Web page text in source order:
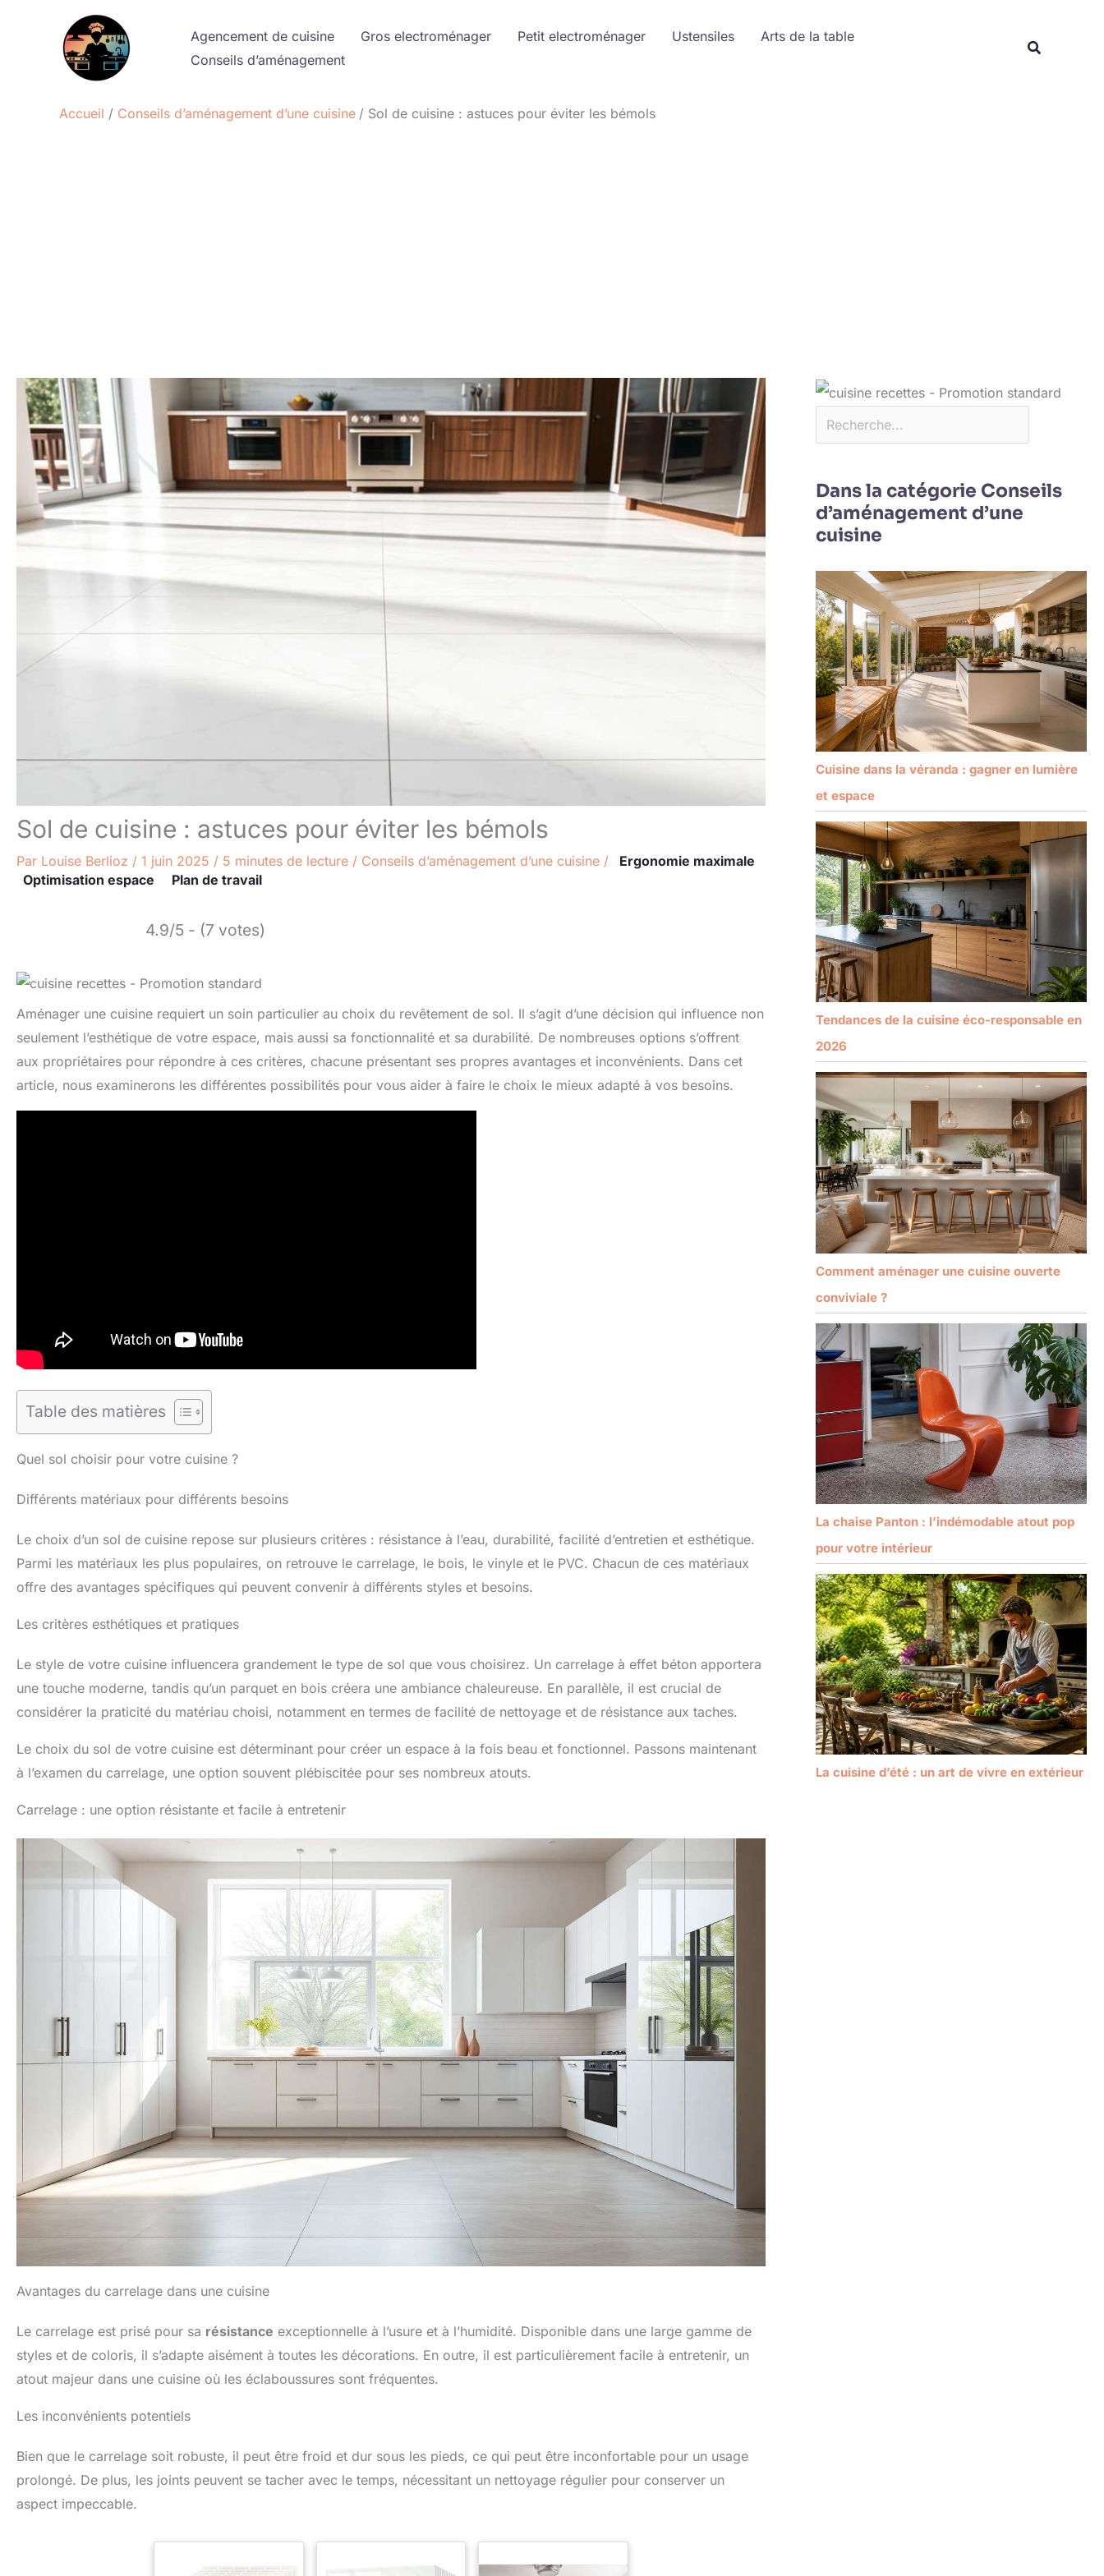
Agencement de cuisine Gros electroménager Petit electroménager Ustensiles
Arts de la table
Conseils d’aménagement
Accueil Conseils d’aménagement d’une cuisine Sol de cuisine : astuces pour éviter les bémols
Sol de cuisine : astuces pour éviter les bémols
Par Louise Berlioz / 1 juin 2025 / 5 minutes de lecture / Conseils d’aménagement d’une cuisine /
Ergonomie maximale
Optimisation espace
Plan de travail
4.9/5 - (7 votes)
Aménager une cuisine requiert un soin particulier au choix du revêtement de sol. Il s’agit d’une décision qui influence non
seulement l’esthétique de votre espace, mais aussi sa fonctionnalité et sa durabilité. De nombreuses options s’offrent
aux propriétaires pour répondre à ces critères, chacune présentant ses propres avantages et inconvénients. Dans cet
article, nous examinerons les différentes possibilités pour vous aider à faire le choix le mieux adapté à vos besoins.
Table des matières
Quel sol choisir pour votre cuisine ?
Différents matériaux pour différents besoins
Le choix d’un sol de cuisine repose sur plusieurs critères : résistance à l’eau, durabilité, facilité d’entretien et esthétique.
Parmi les matériaux les plus populaires, on retrouve le carrelage, le bois, le vinyle et le PVC. Chacun de ces matériaux
offre des avantages spécifiques qui peuvent convenir à différents styles et besoins.
Les critères esthétiques et pratiques
Le style de votre cuisine influencera grandement le type de sol que vous choisirez. Un carrelage à effet béton apportera
une touche moderne, tandis qu’un parquet en bois créera une ambiance chaleureuse. En parallèle, il est crucial de
considérer la praticité du matériau choisi, notamment en termes de facilité de nettoyage et de résistance aux taches.
Le choix du sol de votre cuisine est déterminant pour créer un espace à la fois beau et fonctionnel. Passons maintenant
à l’examen du carrelage, une option souvent plébiscitée pour ses nombreux atouts.
Carrelage : une option résistante et facile à entretenir
Avantages du carrelage dans une cuisine
Le carrelage est prisé pour sa résistance exceptionnelle à l’usure et à l’humidité. Disponible dans une large gamme de
styles et de coloris, il s’adapte aisément à toutes les décorations. En outre, il est particulièrement facile à entretenir, un
atout majeur dans une cuisine où les éclaboussures sont fréquentes.
Les inconvénients potentiels
Bien que le carrelage soit robuste, il peut être froid et dur sous les pieds, ce qui peut être inconfortable pour un usage
prolongé. De plus, les joints peuvent se tacher avec le temps, nécessitant un nettoyage régulier pour conserver un
aspect impeccable.
Dans la catégorie Conseils
d’aménagement d’une
cuisine
Cuisine dans la véranda : gagner en lumière
et espace
Tendances de la cuisine éco-responsable en
2026
Comment aménager une cuisine ouverte
conviviale ?
La chaise Panton : l’indémodable atout pop
pour votre intérieur
La cuisine d’été : un art de vivre en extérieur